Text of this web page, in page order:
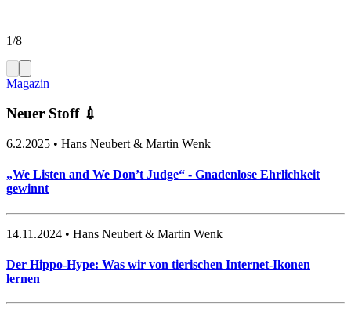
1/8
Magazin
Neuer Stoff 💉
6.2.2025 • Hans Neubert & Martin Wenk
„We Listen and We Don’t Judge“ - Gnadenlose Ehrlichkeit
gewinnt
14.11.2024 • Hans Neubert & Martin Wenk
Der Hippo-Hype: Was wir von tierischen Internet-Ikonen
lernen